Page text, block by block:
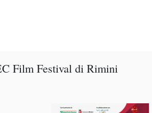
Film Festival di Rimini